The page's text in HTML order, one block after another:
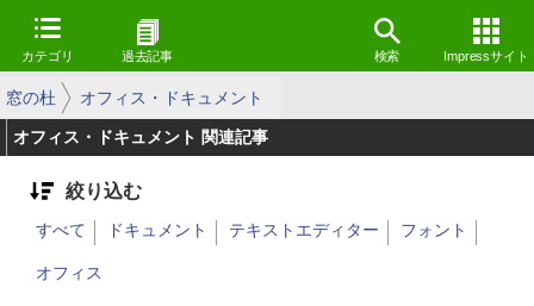
カテゴリ 過去記事 検索 Impressサイト
窓の杜 オフィス・ドキュメント
オフィス・ドキュメント 関連記事
絞り込む
すべて ドキュメント テキストエディター フォント
オフィス